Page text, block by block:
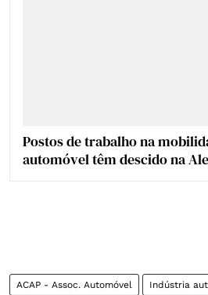
Postos de trabalho na
automóvel têm descido na
ACAP - Assoc. Automóvel Indústria